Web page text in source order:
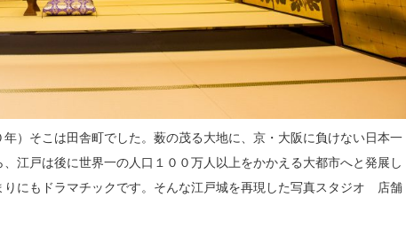
）そこは田舎町でした。薮の茂る大地に、京・大阪に負けない日本一
江戸は後に世界一の人口１００万人以上をかかえる大都市へと発展し
りにもドラマチックです。そんな江戸城を再現した写真スタジオ 店舗